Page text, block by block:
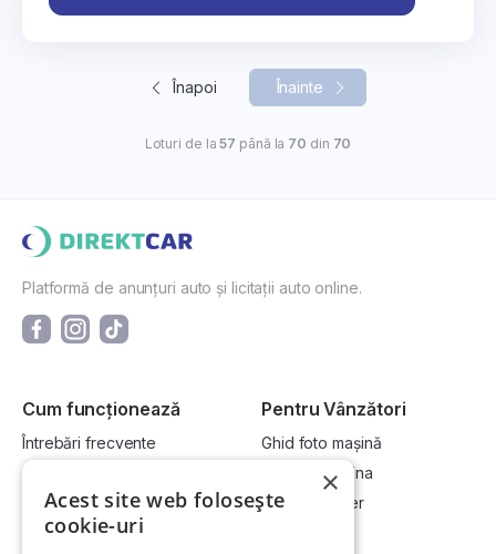
Înapoi Înainte
Loturi de la57 până la 70 din 70
Platformă de anunțuri auto și licitații auto online.
Cum funcționează
Întrebări frecvente
Cum vând la licitație?
Pentru Vânzători
Ghid foto mașină
Vinde-ți mașina
Devino dealer
×
Acest site web folosește
cookie-uri